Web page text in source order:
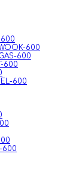
600
600
600
600
EL-600
600